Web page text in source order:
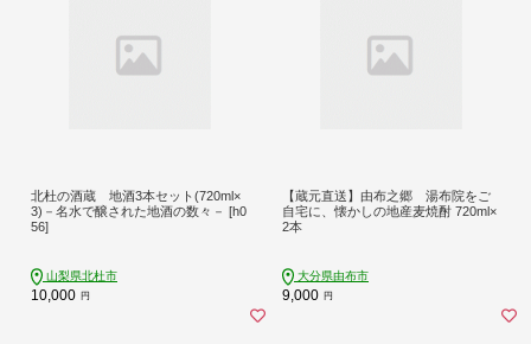
北杜の酒蔵 地酒3本セット(720ml×
3)－名水で醸された地酒の数々－ [h0
56]
山梨県北杜市
10,000 円
【蔵元直送】由布之郷 湯布院をご
自宅に、懐かしの地産麦焼酎 720ml×
2本
大分県由布市
9,000 円